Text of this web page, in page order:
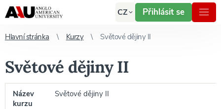
CZ Přihlásit se
Hlavní stránka Kurzy Světové dějiny II
Světové dějiny II
Název
kurzu
Světové dějiny II